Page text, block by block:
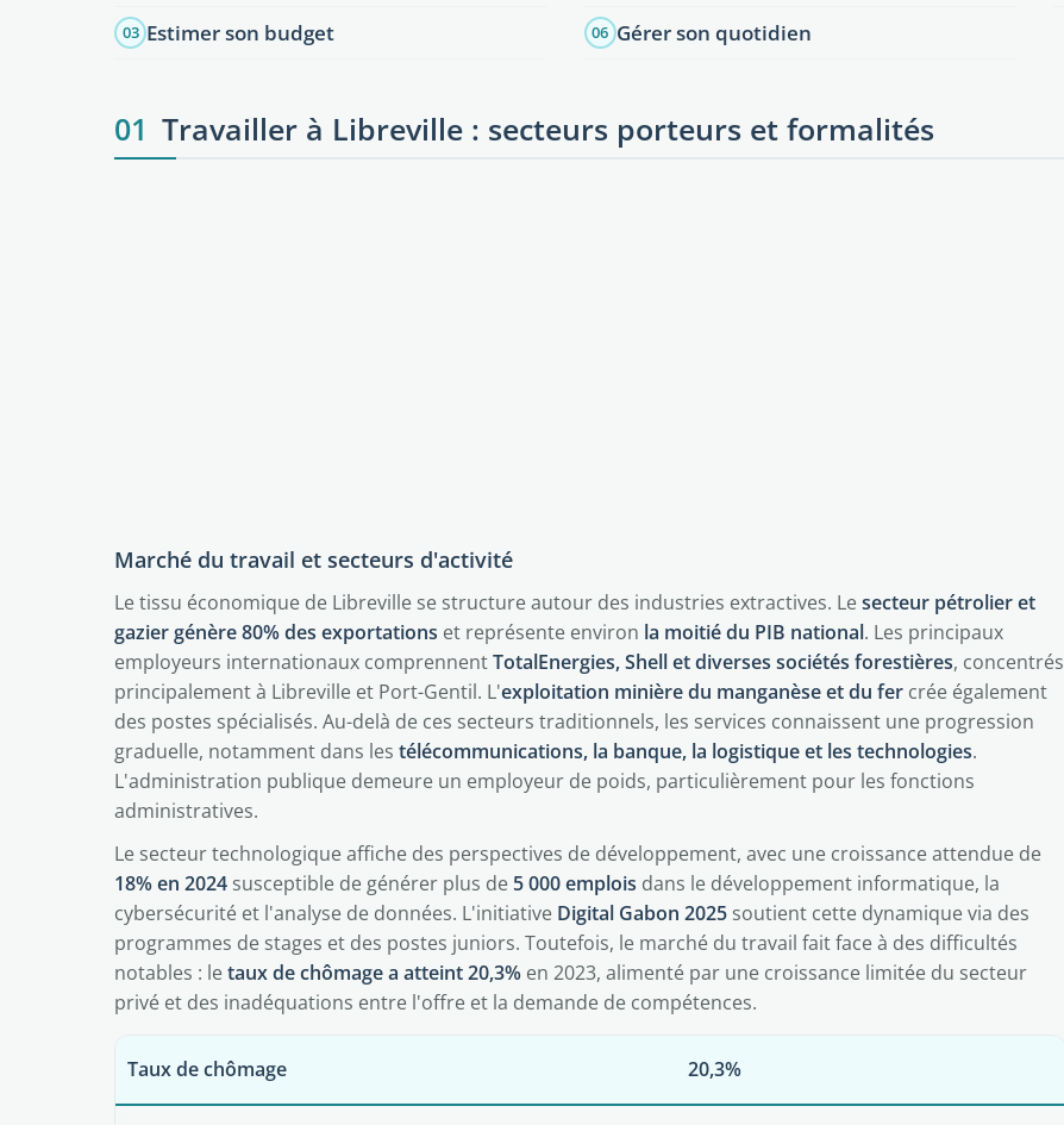
03 Estimer son budget 06 Gérer son quotidien
01 Travailler à Libreville : secteurs porteurs et formalités
Marché du travail et secteurs d'activité
Le tissu économique de Libreville se structure autour des industries extractives. Lesecteur pétrolier et
gazier génère 80% des exportations et représente environ la moitié du PIB national. Les principaux
employeurs internationaux comprennentTotalEnergies, Shell et diverses sociétés forestières, concentrés
principalement à Libreville et Port-Gentil. L'exploitation minière du manganèse et du fer crée également
des postes spécialisés. Au-delà de ces secteurs traditionnels, les services connaissent une progression
graduelle, notamment dans les télécommunications, la banque, la logistique et les technologies.
L'administration publique demeure un employeur de poids, particulièrement pour les fonctions
administratives.
Le secteur technologique affiche des perspectives de développement, avec une croissance attendue de
18% en 2024 susceptible de générer plus de 5 000 emplois dans le développement informatique, la
cybersécurité et l'analyse de données. L'initiative Digital Gabon 2025 soutient cette dynamique via des
programmes de stages et des postes juniors. Toutefois, le marché du travail fait face à des difficultés
notables : letaux de chômage a atteint 20,3% en 2023, alimenté par une croissance limitée du secteur
privé et des inadéquations entre l'offre et la demande de compétences.
Taux de chômage 20,3%